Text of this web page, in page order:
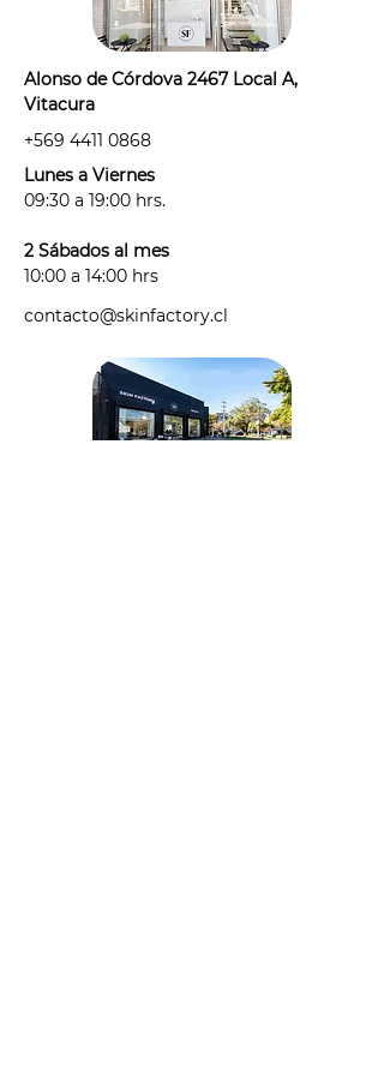
sesión deberás informarnos si estás:
· con alguna irritación, alergia o
tienes alguna afección de la piel
fotosensible: "medicamento"
considera antibióticos,
antihistamínicos, anticonceptivos y
sido recetado para un tratamiento
de corto, mediano o largo plazo.
necesites puede variar según la
y de los cambios hormonales que
puedas presentar.
- Puedes exponerte al sol hasta 48
contacto@skinfactory.cl
Alonso de Córdova 2467 Local A,
Vitacura
+569 4411 0868
Lunes a Viernes
09:30 a 19:00 hrs.
2 Sábados al mes
10:00 a 14:00 hrs